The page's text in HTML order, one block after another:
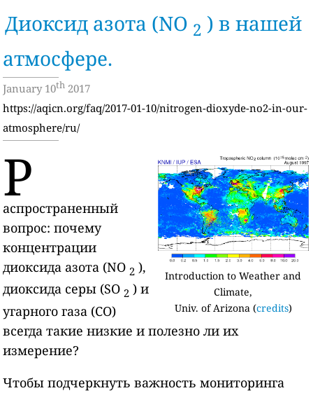
Диоксид азота (NO 2 ) в нашей
атмосфере.
January 10th 2017
https://aqicn.org/faq/2017-01-10/nitrogen-dioxyde-no2-in-our-
atmosphere/ru/
Introduction to Weather and
Climate,
Univ. of Arizona (credits)
Р
аспространенный
вопрос: почему
концентрации
диоксида азота (NO 2 ),
диоксида серы (SO 2 ) и
угарного газа (CO)
всегда такие низкие и полезно ли их
измерение?
Чтобы подчеркнуть важность мониторинга